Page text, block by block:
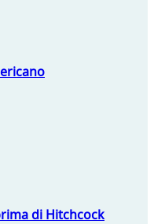
di Hitchcock